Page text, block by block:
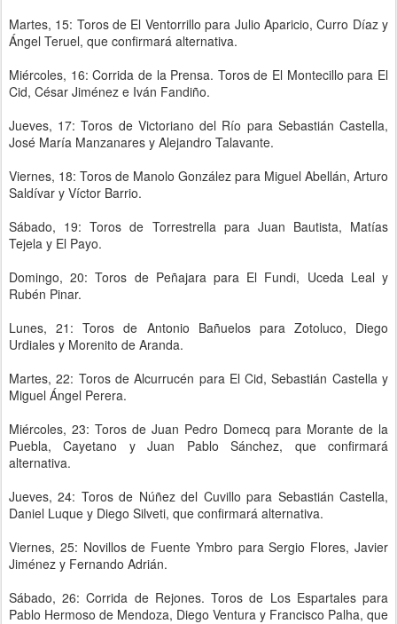
Martes, 15: Toros de El Ventorrillo para Julio Aparicio, Curro Díaz y
Ángel Teruel, que confirmará alternativa.
Miércoles, 16: Corrida de la Prensa. Toros de El Montecillo para El
Cid, César Jiménez e Iván Fandiño.
Jueves, 17: Toros de Victoriano del Río para Sebastián Castella,
José María Manzanares y Alejandro Talavante.
Viernes, 18: Toros de Manolo González para Miguel Abellán, Arturo
Saldívar y Víctor Barrio.
Sábado, 19: Toros de Torrestrella para Juan Bautista, Matías
Tejela y El Payo.
Domingo, 20: Toros de Peñajara para El Fundi, Uceda Leal y
Rubén Pinar.
Lunes, 21: Toros de Antonio Bañuelos para Zotoluco, Diego
Urdiales y Morenito de Aranda.
Martes, 22: Toros de Alcurrucén para El Cid, Sebastián Castella y
Miguel Ángel Perera.
Miércoles, 23: Toros de Juan Pedro Domecq para Morante de la
Puebla, Cayetano y Juan Pablo Sánchez, que confirmará
alternativa.
Jueves, 24: Toros de Núñez del Cuvillo para Sebastián Castella,
Daniel Luque y Diego Silveti, que confirmará alternativa.
Viernes, 25: Novillos de Fuente Ymbro para Sergio Flores, Javier
Jiménez y Fernando Adrián.
Sábado, 26: Corrida de Rejones. Toros de Los Espartales para
Pablo Hermoso de Mendoza, Diego Ventura y Francisco Palha, que